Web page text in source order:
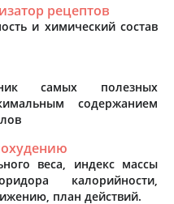
рецептов
и химический состав
самых полезных
содержанием
веса, индекс массы
калорийности,
план действий.